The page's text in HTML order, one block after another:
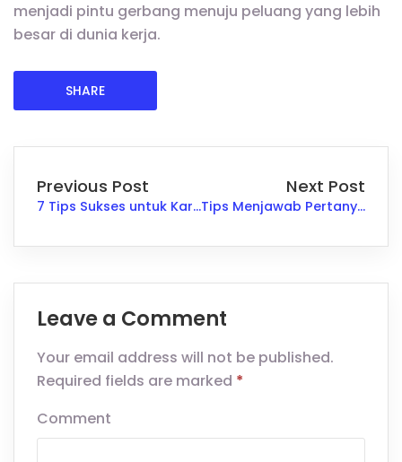
menjadi pintu gerbang menuju peluang yang lebih
besar di dunia kerja.
SHARE
Previous Post
7 Tips Sukses untuk Karyawan Usia 20-an yang Baru Memulai Karier
Next Post
Tips Menjawab Pertanyaan tentang Remote Job dengan Profesionalisme
Leave a Comment
Your email address will not be published.
Required fields are marked *
Comment